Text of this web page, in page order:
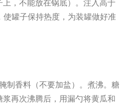
，不能放在锅底）。注入高于
罐子保持热度，为装罐做好准
制香料（不要加盐）。煮沸。糖
再次沸腾后，用漏勺将黄瓜和